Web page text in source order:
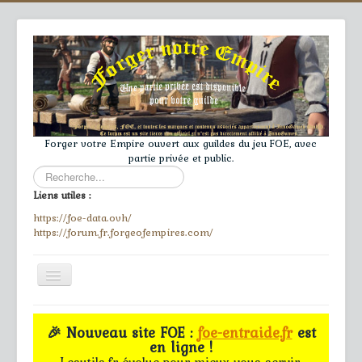
Forger votre Empire ouvert aux guildes du jeu FOE, avec
partie privée et public.
Rechercher
Liens utiles :
https://foe-data.ovh/
https://forum.fr.forgeofempires.com/
Toggle
Navigation
≡
Accueil
🎉 Nouveau site FOE :foe-entraide.frest
en ligne !